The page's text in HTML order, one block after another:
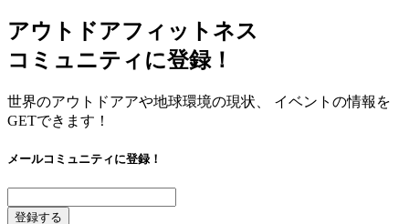
アウトドアフィットネス
コミュニティに登録！
世界のアウトドアアや地球環境の現状、 イベントの情報を
GETできます！
メールコミュニティに登録！